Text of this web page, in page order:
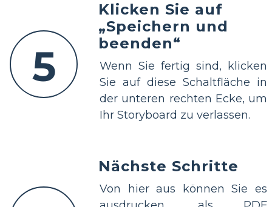
5
Klicken Sie auf
„Speichern und
beenden“
Wenn Sie fertig sind, klicken
Sie auf diese Schaltfläche in
der unteren rechten Ecke, um
Ihr Storyboard zu verlassen.
Nächste Schritte
Von hier aus können Sie es